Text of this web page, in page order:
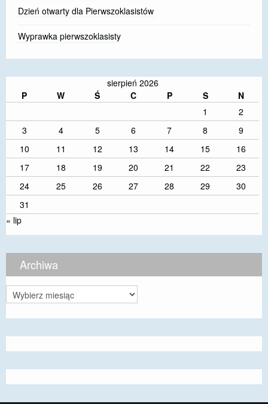
Dzień otwarty dla Pierwszoklasistów
Wyprawka pierwszoklasisty
sierpień 2026
P
W Ś C P S
N
1
2
3
4 5 6 7 8
9
10
11 12 13 14 15
16
17
18 19 20 21 22
23
24
25 26 27 28 29
30
31
« lip
Archiwa
Archiwa